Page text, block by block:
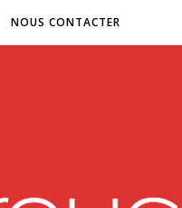
NOUS CONTACTER